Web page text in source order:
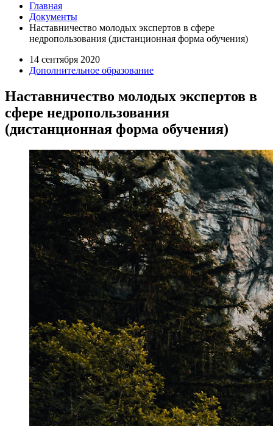
Главная
Документы
Наставничество молодых экспертов в сфере
недропользования (дистанционная форма обучения)
14 сентября 2020
Дополнительное образование
Наставничество молодых экспертов в
сфере недропользования
(дистанционная форма обучения)